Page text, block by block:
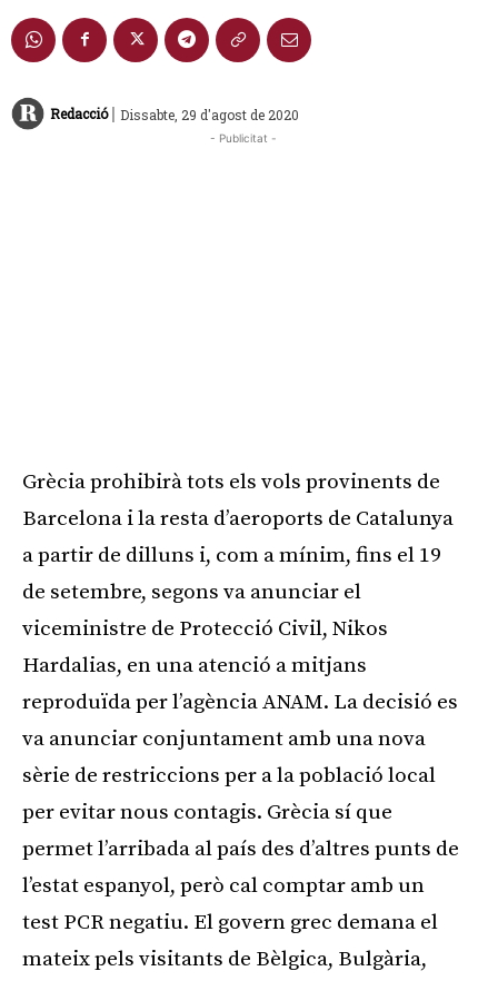
Redacció | Dissabte, 29 d'agost de 2020
- Publicitat -
Grècia prohibirà tots els vols provinents de
Barcelona i la resta d’aeroports de Catalunya
a partir de dilluns i, com a mínim, fins el 19
de setembre, segons va anunciar el
viceministre de Protecció Civil, Nikos
Hardalias, en una atenció a mitjans
reproduïda per l’agència ANAM. La decisió es
va anunciar conjuntament amb una nova
sèrie de restriccions per a la població local
per evitar nous contagis. Grècia sí que
permet l’arribada al país des d’altres punts de
l’estat espanyol, però cal comptar amb un
test PCR negatiu. El govern grec demana el
mateix pels visitants de Bèlgica, Bulgària,